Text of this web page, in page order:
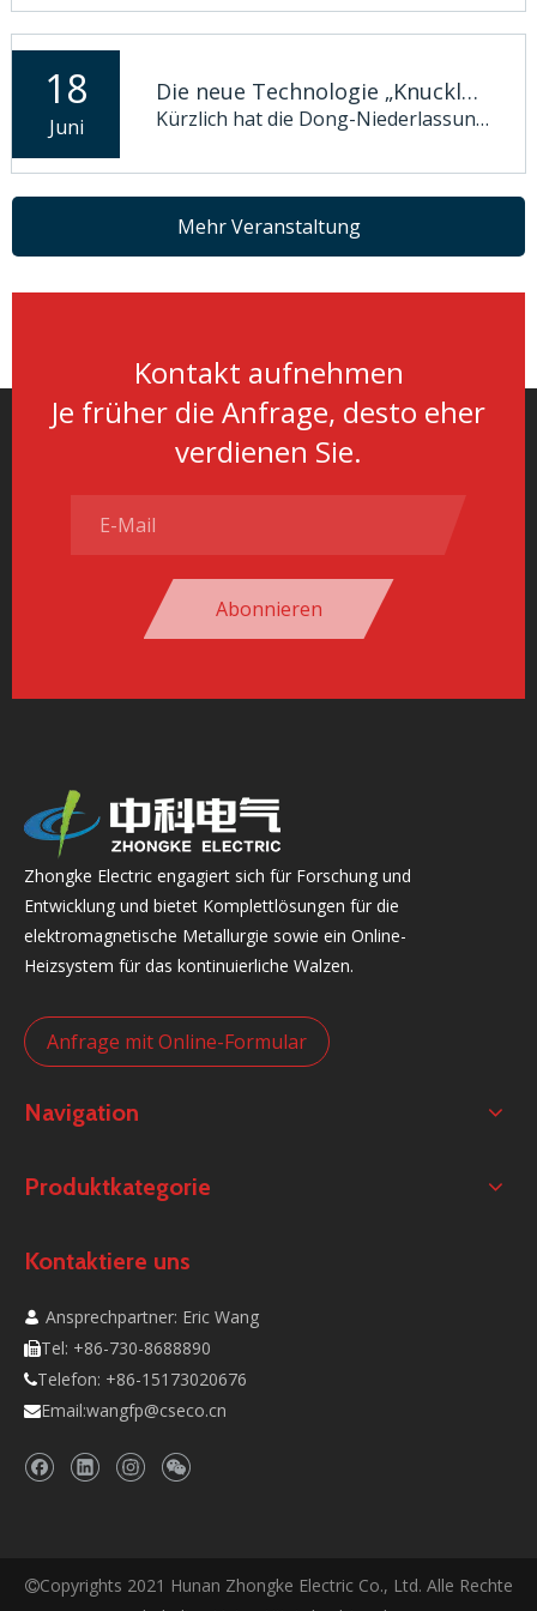
18
Juni
Die neue Technologie „Knuckle Boom Crane + Lifting Electromagnet“ wird offiziell in Betrieb genommen
Kürzlich hat die Dong-Niederlassung des Hafens Qingdao, Shandong Port, am Standort zum Heben von Knüppeln im Hafengebiet Dongjiakou offiziell eine neue „Knuckle Boom Crane + Lifting Electromagnet“-Technologie eingeführt. Diese innovative Lösung, die in Zusammenarbeit mit Hunan Zhongke Electric entwickelt wurde, markiert
Mehr Veranstaltung
Kontakt aufnehmen​​​​​​
Je früher die Anfrage, desto eher
verdienen Sie.
Abonnieren
Zhongke Electric engagiert sich für Forschung und
Entwicklung und bietet Komplettlösungen für die
elektromagnetische Metallurgie sowie ein Online-
Heizsystem für das kontinuierliche Walzen.
Anfrage mit Online-Formular
Navigation
Produktkategorie
Kontaktiere uns
 Ansprechpartner: Eric Wang
Tel: +86-730-8688890
Telefon: +86-15173020676
Email:wangfp@cseco.cn
Copyrights 2021 Hunan Zhongke Electric Co., Ltd. Alle Rechte